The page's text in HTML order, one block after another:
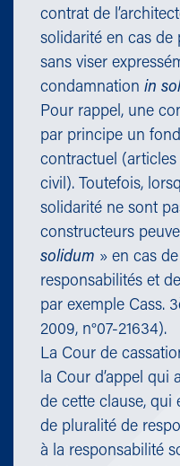
contrat de
solidarité en cas de
sans viser
condamnation in
Pour rappel, une
par principe un
contractuel (articles
civil). Toutefois,
solidarité ne sont
constructeurs
solidum » en cas
responsabilités et
par exemple Cass.
2009, n°07-21634).
La Cour de
la Cour d’appel qui
de cette clause, qui
de pluralité de
à la responsabilité